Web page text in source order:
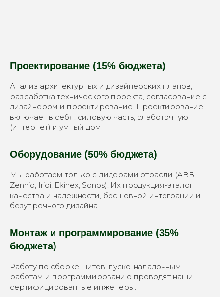
Проектирование (15% бюджета)
Анализ архитектурных и дизайнерских планов,
разработка технического проекта, согласование с
дизайнером и проектирование. Проектирование
включает в себя: силовую часть, слаботочную
(интернет) и умный дом
Оборудование (50% бюджета)
Мы работаем только с лидерами отрасли (ABB,
Zennio, Iridi, Ekinex, Sonos). Их продукция-эталон
качества и надежности, бесшовной интеграции и
безупречного дизайна.
Монтаж и программирование (35%
бюджета)
Работу по сборке щитов, пуско-наладочным
работам и программированию проводят наши
сертифицированные инженеры.